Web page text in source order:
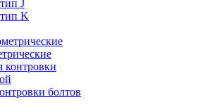
J
K
болтов